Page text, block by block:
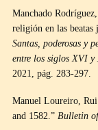
Manchado
religión en las
Santas, poderosas y
entre los siglos XVI y
2021, pág. 283-297.
Manuel Loureiro,
and 1582.” Bulletin of